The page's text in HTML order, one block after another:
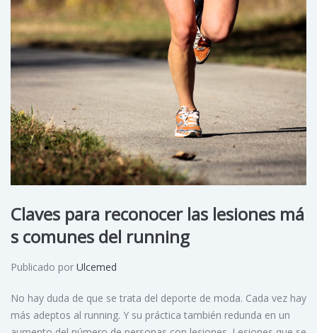
Claves para reconocer las lesiones má
s comunes del running
Publicado por Ulcemed
No hay duda de que se trata del deporte de moda. Cada vez hay
más adeptos al running. Y su práctica también redunda en un